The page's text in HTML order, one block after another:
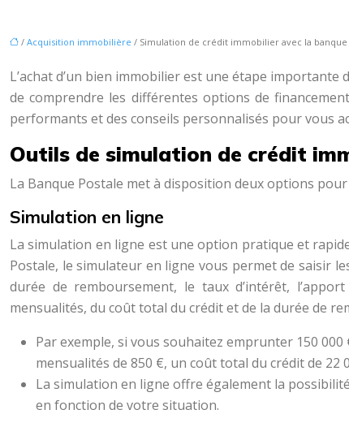
/ Acquisition immobilière / Simulation de crédit immobilier avec la banque
L’achat d’un bien immobilier est une étape importante
de comprendre les différentes options de
performants et des conseils personnalisés pour vous
Outils de simulation de crédit
La Banque Postale met à disposition deux options
Simulation en ligne
La simulation en ligne est une option pratique et
Postale, le simulateur en ligne vous permet de saisir
durée de remboursement, le taux d’intérêt,
mensualités, du coût total du crédit et de la durée de
Par exemple, si vous souhaitez emprunter 150
mensualités de 850 €, un coût total du crédit de
La simulation en ligne offre également la
en fonction de votre situation.